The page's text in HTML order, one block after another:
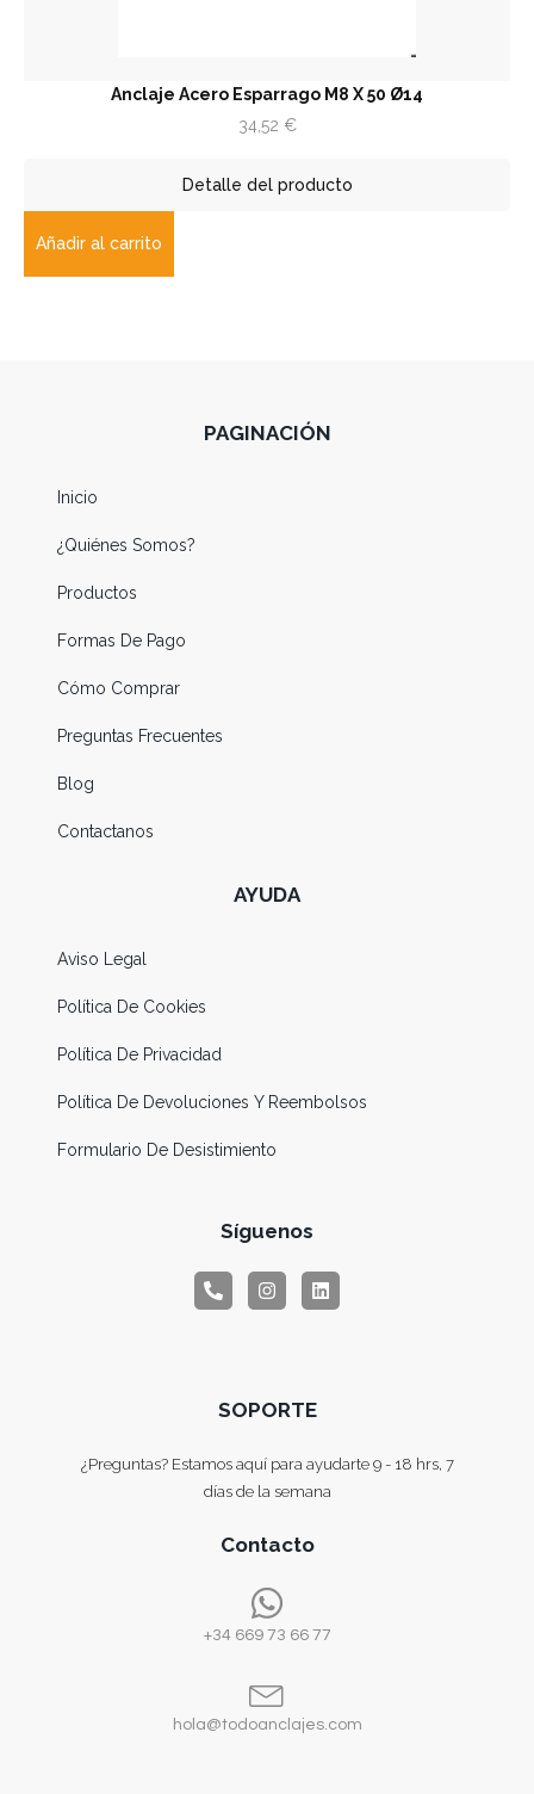
Anclaje Acero Esparrago M8 X 50 Ø14
34,52 €
Detalle del producto
Añadir al carrito
PAGINACIÓN
Inicio
¿Quiénes Somos?
Productos
Formas De Pago
Cómo Comprar
Preguntas Frecuentes
Blog
Contactanos
AYUDA
Aviso Legal
Política De Cookies
Política De Privacidad
Política De Devoluciones Y Reembolsos
Formulario De Desistimiento
Síguenos
SOPORTE
¿Preguntas? Estamos aquí para ayudarte 9 - 18 hrs, 7
días de la semana
Contacto
+34 669 73 66 77
hola@todoanclajes.com